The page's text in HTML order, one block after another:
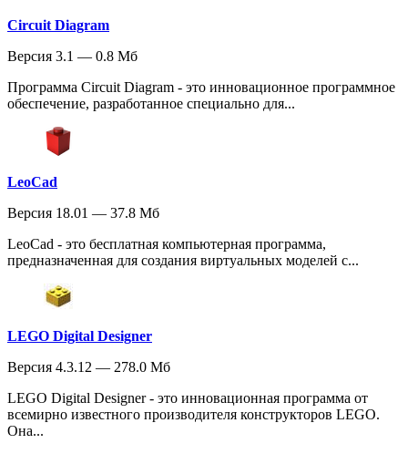
Circuit Diagram
Версия 3.1 — 0.8 Мб
Программа Circuit Diagram - это инновационное программное
обеспечение, разработанное специально для...
LeoCad
Версия 18.01 — 37.8 Мб
LeoCad - это бесплатная компьютерная программа,
предназначенная для создания виртуальных моделей с...
LEGO Digital Designer
Версия 4.3.12 — 278.0 Мб
LEGO Digital Designer - это инновационная программа от
всемирно известного производителя конструкторов LEGO.
Она...